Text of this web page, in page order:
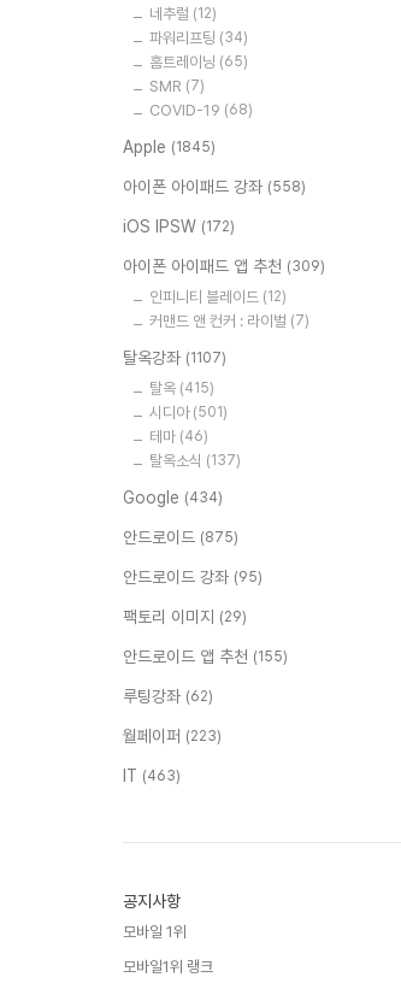
네추럴 (12)
파워리프팅 (34)
홈트레이닝 (65)
SMR (7)
COVID-19 (68)
Apple (1845)
아이폰 아이패드 강좌 (558)
iOS IPSW (172)
아이폰 아이패드 앱 추천 (309)
인피니티 블레이드 (12)
커맨드 앤 컨커 : 라이벌 (7)
탈옥강좌 (1107)
탈옥 (415)
시디아 (501)
테마 (46)
탈옥소식 (137)
Google (434)
안드로이드 (875)
안드로이드 강좌 (95)
팩토리 이미지 (29)
안드로이드 앱 추천 (155)
루팅강좌 (62)
월페이퍼 (223)
IT (463)
공지사항
모바일 1위
모바일1위 랭크